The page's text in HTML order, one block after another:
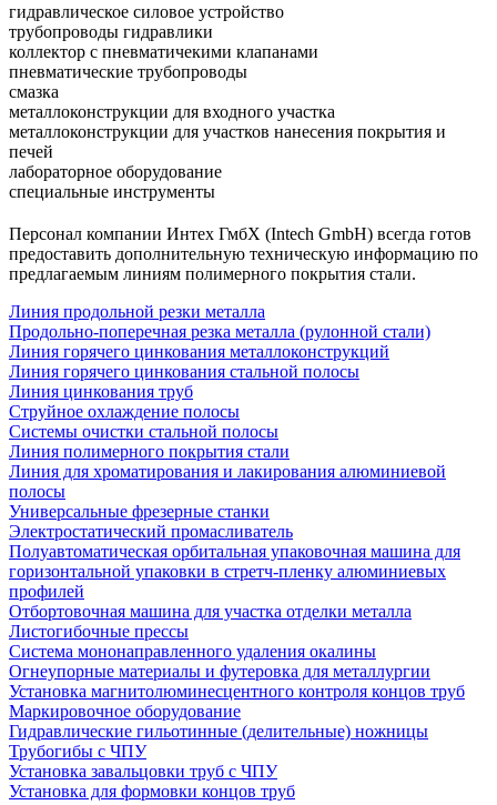
гидравлическое силовое устройство
трубопроводы гидравлики
коллектор с пневматичекими клапанами
пневматические трубопроводы
смазка
металлоконструкции для входного участка
металлоконструкции для участков нанесения покрытия и
печей
лабораторное оборудование
специальные инструменты
Персонал компании Интех ГмбХ (Intech GmbH) всегда готов
предоставить дополнительную техническую информацию по
предлагаемым линиям полимерного покрытия стали.
Линия продольной резки металла
Продольно-поперечная резка металла (рулонной стали)
Линия горячего цинкования металлоконструкций
Линия горячего цинкования стальной полосы
Линия цинкования труб
Струйное охлаждение полосы
Системы очистки стальной полосы
Линия полимерного покрытия стали
Линия для хроматирования и лакирования алюминиевой
полосы
Универсальные фрезерные станки
Электростатический промасливатель
Полуавтоматическая орбитальная упаковочная машина для
горизонтальной упаковки в стретч-пленку алюминиевых
профилей
Отбортовочная машина для участка отделки металла
Листогибочные прессы
Система мононаправленного удаления окалины
Огнеупорные материалы и футеровка для металлургии
Установка магнитолюминесцентного контроля концов труб
Маркировочное оборудование
Гидравлические гильотинные (делительные) ножницы
Трубогибы с ЧПУ
Установка завальцовки труб с ЧПУ
Установка для формовки концов труб